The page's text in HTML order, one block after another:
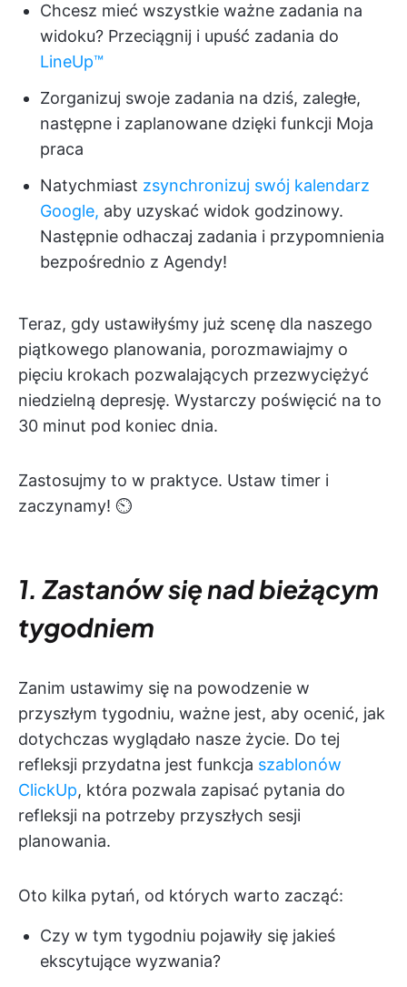
Chcesz mieć wszystkie ważne zadania na
widoku? Przeciągnij i upuść zadania do
LineUp™️
Zorganizuj swoje zadania na dziś, zaległe,
następne i zaplanowane dzięki funkcji Moja
praca
Natychmiast zsynchronizuj swój kalendarz
Google, aby uzyskać widok godzinowy.
Następnie odhaczaj zadania i przypomnienia
bezpośrednio z Agendy!
Teraz, gdy ustawiłyśmy już scenę dla naszego
piątkowego planowania, porozmawiajmy o
pięciu krokach pozwalających przezwyciężyć
niedzielną depresję. Wystarczy poświęcić na to
30 minut pod koniec dnia.
Zastosujmy to w praktyce. Ustaw timer i
zaczynamy! ⏲
1. Zastanów się nad bieżącym
tygodniem
Zanim ustawimy się na powodzenie w
przyszłym tygodniu, ważne jest, aby ocenić, jak
dotychczas wyglądało nasze życie. Do tej
refleksji przydatna jest funkcja szablonów
ClickUp, która pozwala zapisać pytania do
refleksji na potrzeby przyszłych sesji
planowania.
Oto kilka pytań, od których warto zacząć:
Czy w tym tygodniu pojawiły się jakieś
ekscytujące wyzwania?